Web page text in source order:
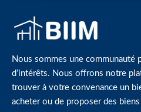
Nous sommes une communauté
d’intérêts. Nous offrons notre
trouver à votre convenance un
acheter ou de proposer des